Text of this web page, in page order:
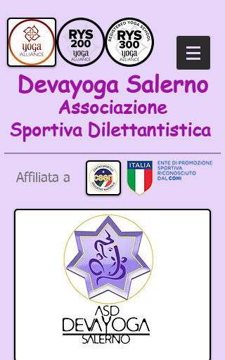
Devayoga Salerno
Associazione
Sportiva Dilettantistica
Affiliata a